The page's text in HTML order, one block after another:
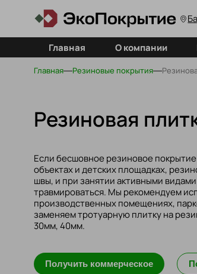
Главная О компании
Главная Резиновые покрытия
Резиновая
Если бесшовное резиновое
объектах и детских площадках,
швы, и при занятии активными
травмироваться. Мы рекомендуем
производственных помещениях,
заменяем тротуарную плитку на
30мм, 40мм.
Получить коммерческое